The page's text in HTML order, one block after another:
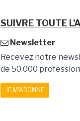
SUIVRE TOUTE
Newsletter
Recevez notre
de 50 000
JE M'ABONNE